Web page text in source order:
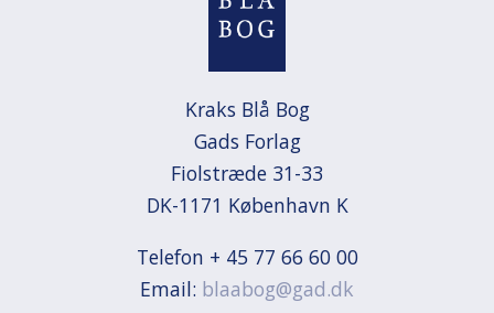
Kraks Blå Bog
Gads Forlag
Fiolstræde 31-33
DK-1171 København K
Telefon + 45 77 66 60 00
Email: blaabog@gad.dk